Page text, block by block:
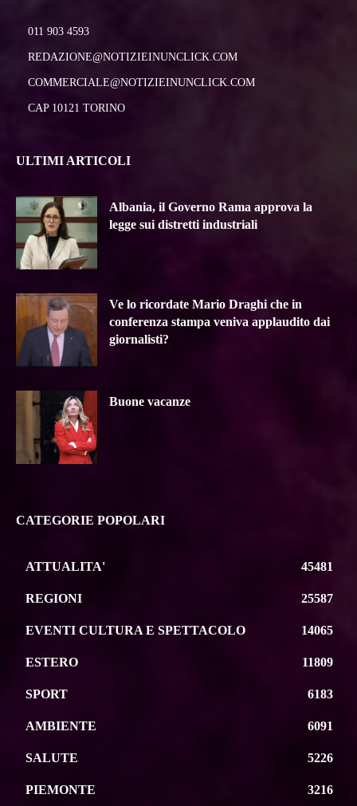
011 903 4593
REDAZIONE@NOTIZIEINUNCLICK.COM
COMMERCIALE@NOTIZIEINUNCLICK.COM
CAP 10121 TORINO
ULTIMI ARTICOLI
Albania, il Governo Rama approva la
legge sui distretti industriali
Ve lo ricordate Mario Draghi che in
conferenza stampa veniva applaudito dai
giornalisti?
Buone vacanze
CATEGORIE POPOLARI
ATTUALITA' 45481
REGIONI 25587
EVENTI CULTURA E SPETTACOLO 14065
ESTERO 11809
SPORT 6183
AMBIENTE 6091
SALUTE 5226
PIEMONTE 3216